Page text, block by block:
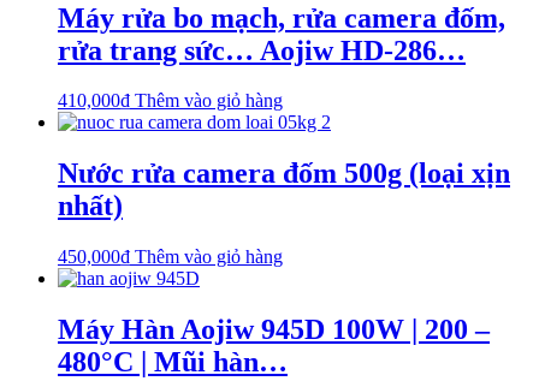
Máy rửa bo mạch, rửa camera đốm,
rửa trang sức… Aojiw HD-286…
410,000₫ Thêm vào giỏ hàng
Nước rửa camera đốm 500g (loại xịn
nhất)
450,000₫ Thêm vào giỏ hàng
Máy Hàn Aojiw 945D 100W | 200 –
480°C | Mũi hàn…